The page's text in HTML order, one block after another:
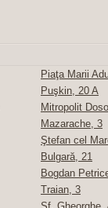
Piaţa Marii
Puşkin, 20 A
Mitropolit
Mazarache, 3
Ştefan cel
Bulgară, 21
Bogdan
Traian, 3